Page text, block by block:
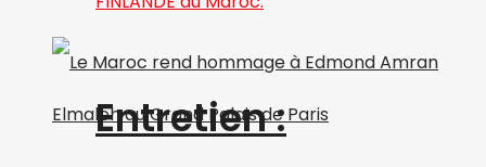
Entretien :